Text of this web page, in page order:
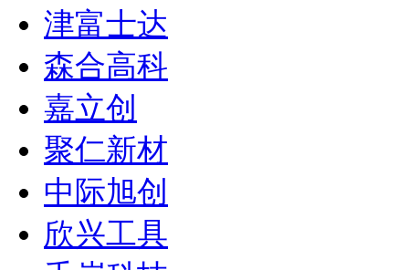
津富士达
森合高科
嘉立创
聚仁新材
中际旭创
欣兴工具